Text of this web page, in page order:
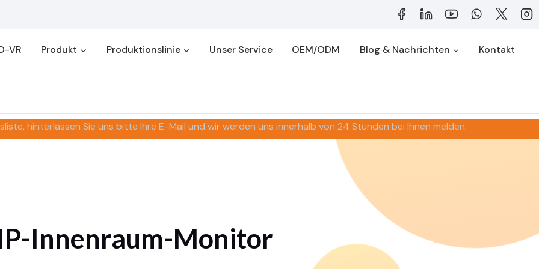
VR Produkt Produktionslinie Unser Service OEM/ODM Blog & Nachrichten Kontakt
hinterlassen Sie uns bitte Ihre E-Mail und wir werden uns innerhalb von 24 Stunden bei Ihnen melden.
Innenraum-Monitor